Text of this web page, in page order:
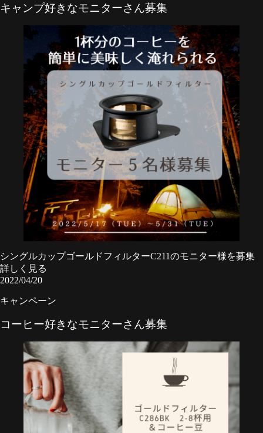
キャンプ好きなモニターさん募集
シングルカップゴールドフィルターC211のモニター様を募集
詳しく見る
2022/04/20
キャンペーン
コーヒー好きなモニターさん募集